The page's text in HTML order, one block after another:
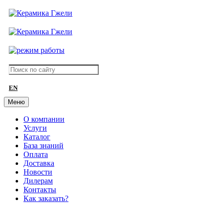
EN
Меню
О компании
Услуги
Каталог
База знаний
Оплата
Доставка
Новости
Дилерам
Контакты
Как заказать?